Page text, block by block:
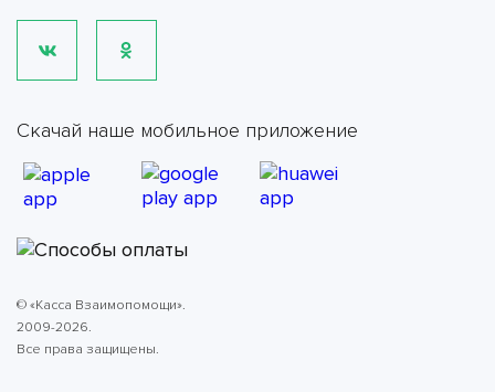
Скачай наше мобильное приложение
© «Касса Взаимопомощи».
2009-2026.
Все права защищены.